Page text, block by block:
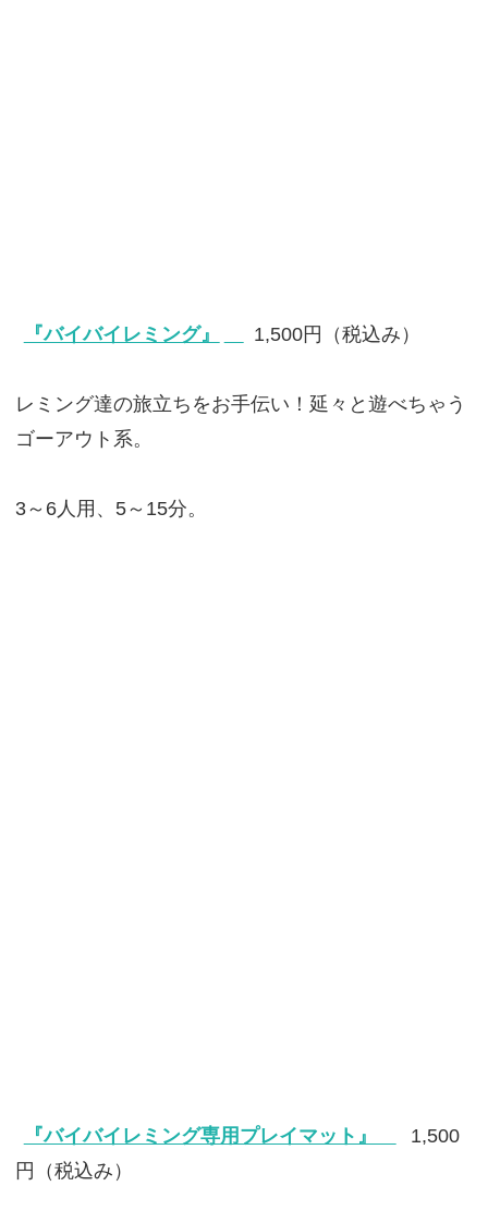
『バイバイレミング』 1,500円（税込み）
レミング達の旅立ちをお手伝い！延々と遊べちゃう
ゴーアウト系。
3～6人用、5～15分。
『バイバイレミング専用プレイマット』
1,500
円（税込み）